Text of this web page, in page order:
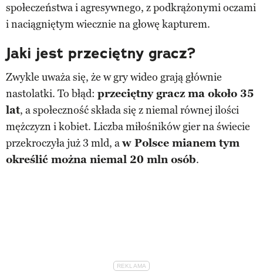
społeczeństwa i agresywnego, z podkrążonymi oczami
i naciągniętym wiecznie na głowę kapturem.
Jaki jest przeciętny gracz?
Zwykle uważa się, że w gry wideo grają głównie
nastolatki. To błąd: przeciętny gracz ma około 35
lat, a społeczność składa się z niemal równej ilości
mężczyzn i kobiet. Liczba miłośników gier na świecie
przekroczyła już 3 mld, aw Polsce mianem tym
określić można niemal 20 mln osób.